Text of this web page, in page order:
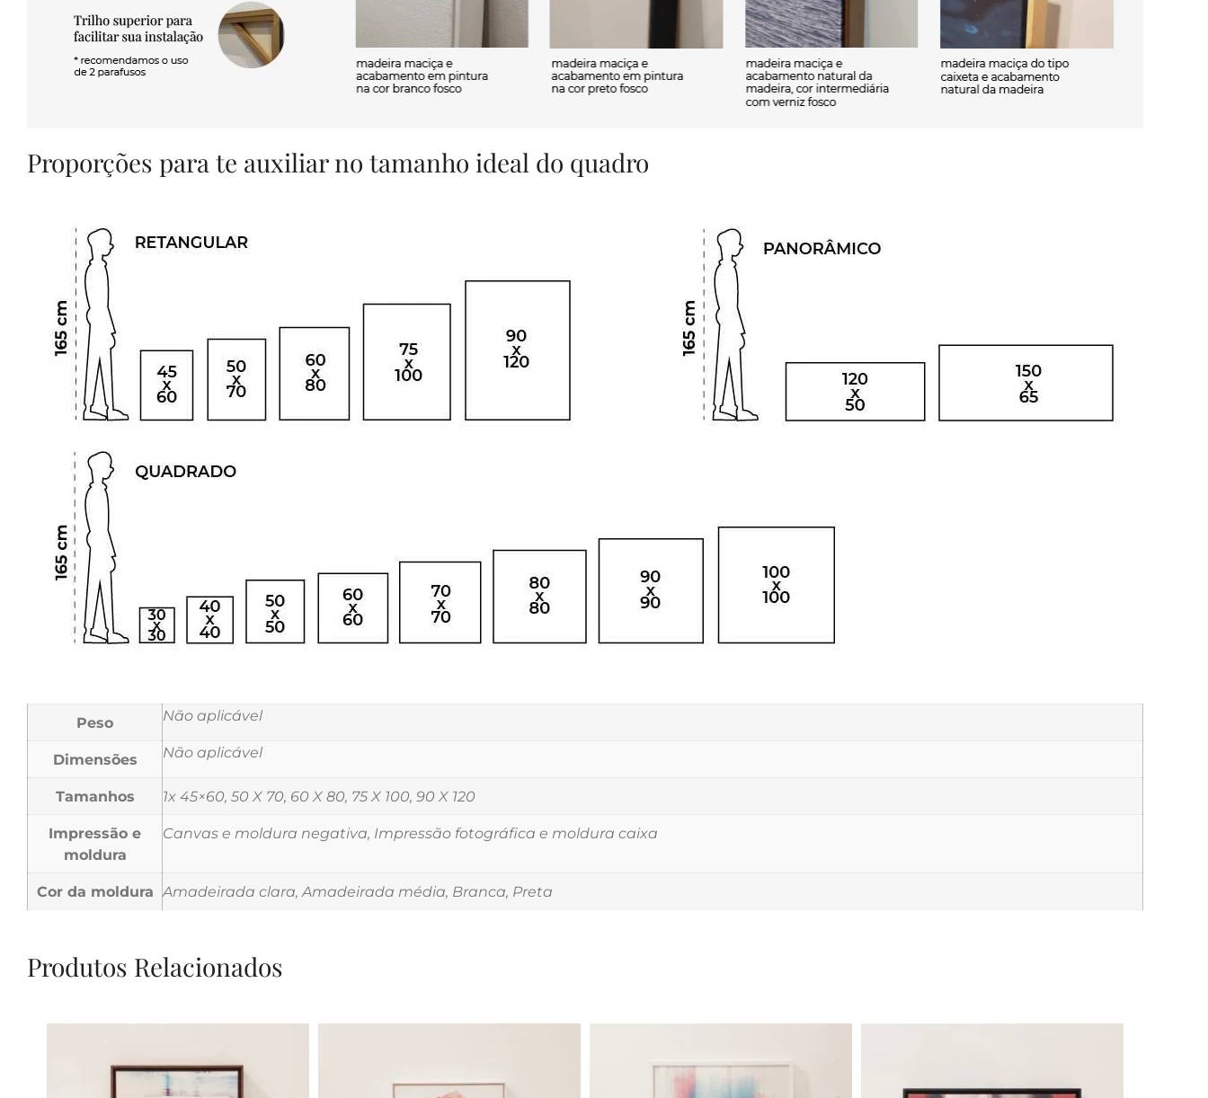
Proporções para te auxiliar no tamanho ideal do quadro
Peso Não aplicável
Dimensões Não aplicável
Tamanhos 1x 45×60, 50 X 70, 60 X 80, 75 X 100, 90 X 120
Impressão e
moldura
Canvas e moldura negativa, Impressão fotográfica e moldura caixa
Cor da moldura Amadeirada clara, Amadeirada média, Branca, Preta
Produtos Relacionados